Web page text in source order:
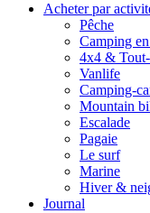
Acheter par
Pêche
Camping
4x4 &
Vanlife
Camping-
Mountain
Escalade
Pagaie
Le surf
Marine
Hiver &
Journal